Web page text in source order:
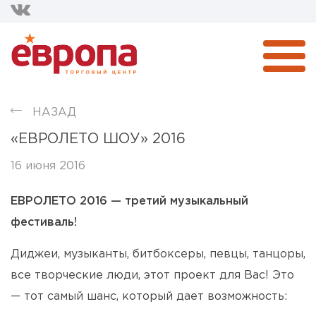
НАЗАД
«ЕВРОЛЕТО ШОУ» 2016
16 июня 2016
ЕВРОЛЕТО 2016 — третий музыкальный
фестиваль!
Диджеи, музыканты, битбоксеры, певцы, танцоры,
все творческие люди, этот проект для Вас! Это
— тот самый шанс, который дает возможность: